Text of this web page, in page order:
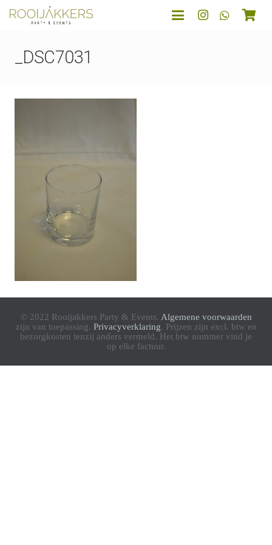
_DSC7031
© 2022 Rooijakkers Party & Events. Algemene voorwaarden
zijn van toepassing. Privacyverklaring. Prijzen zijn excl. btw en
bezorgkosten tenzij anders vermeld. Het btw nummer vind je
op elke factuur.